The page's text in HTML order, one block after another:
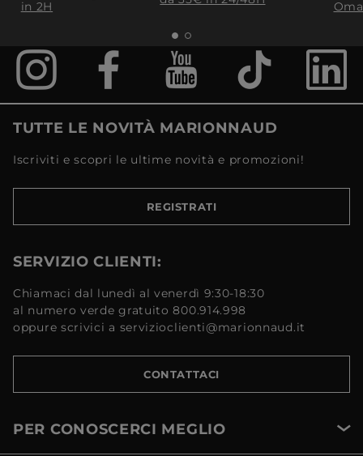
in 2H
TUTTE LE NOVITÀ MARIONNAUD
Iscriviti e scopri le ultime novità e promozioni!
REGISTRATI
SERVIZIO CLIENTI:
Chiamaci dal lunedì al venerdì 9:30-18:30
al numero verde gratuito 800.914.998
oppure scrivici a servizioclienti@marionnaud.it
CONTATTACI
PER CONOSCERCI MEGLIO